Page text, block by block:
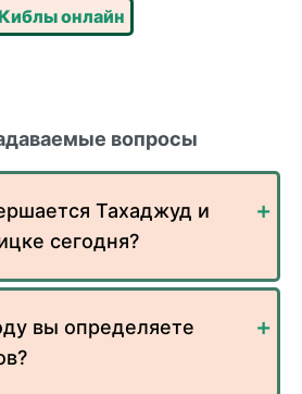
онлайн
вопросы
Тахаджуд и
сегодня?
вы определяете